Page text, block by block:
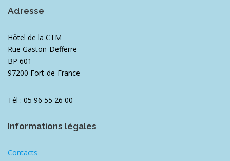
Adresse
Hôtel de la CTM
Rue Gaston-Defferre
BP 601
97200 Fort-de-France
Tél : 05 96 55 26 00
Informations légales
Contacts